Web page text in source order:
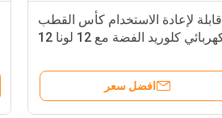
قابلة لإعادة الاستخدام كأس القطب
الكهربائي كلوريد الفضة مع 12 لونا 12
افضل سعر